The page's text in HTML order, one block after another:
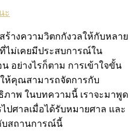
ะ
งความวิตกกังวลให้กับหลาย
ไม่เคยมีประสบการณ์ใน
อย่างไรก็ตาม การเข้าใจขั้น
ห้คุณสามารถจัดการกับ
าพ ในบทความนี้ เราจะมาพูด
ปศาลเมื่อได้รับหมายศาล และ
บสถานการณ์นี้